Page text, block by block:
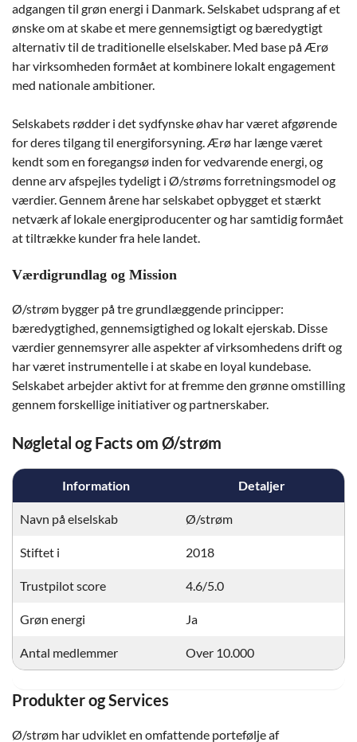
adgangen til grøn energi i Danmark. Selskabet udsprang af et
ønske om at skabe et mere gennemsigtigt og bæredygtigt
alternativ til de traditionelle elselskaber. Med base på Ærø
har virksomheden formået at kombinere lokalt engagement
med nationale ambitioner.
Selskabets rødder i det sydfynske øhav har været afgørende
for deres tilgang til energiforsyning. Ærø har længe været
kendt som en foregangsø inden for vedvarende energi, og
denne arv afspejles tydeligt i Ø/strøms forretningsmodel og
værdier. Gennem årene har selskabet opbygget et stærkt
netværk af lokale energiproducenter og har samtidig formået
at tiltrække kunder fra hele landet.
Værdigrundlag og Mission
Ø/strøm bygger på tre grundlæggende principper:
bæredygtighed, gennemsigtighed og lokalt ejerskab. Disse
værdier gennemsyrer alle aspekter af virksomhedens drift og
har været instrumentelle i at skabe en loyal kundebase.
Selskabet arbejder aktivt for at fremme den grønne omstilling
gennem forskellige initiativer og partnerskaber.
Nøgletal og Facts om Ø/strøm
Information Detaljer
Navn på elselskab Ø/strøm
Stiftet i 2018
Trustpilot score 4.6/5.0
Grøn energi Ja
Antal medlemmer Over 10.000
Produkter og Services
Ø/strøm har udviklet en omfattende portefølje af